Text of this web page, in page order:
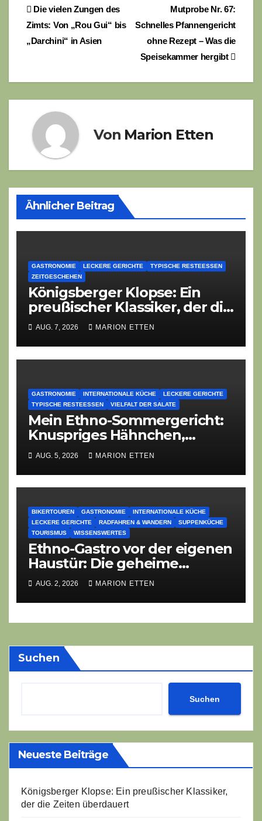
BeitragsnavigationMutprobe Nr. 67:
Schnelles Pfannengericht
ohne Rezept – Was die
Speisekammer hergibt
Die vielen Zungen des
Zimts: Von „Rou Gui“ bis
„Darchini“ in Asien
Von Marion Etten
Ähnlicher Beitrag
GASTRONOMIE LECKERE GERICHTE
TYPISCHE RESTEESSEN
ZEITGESCHEHEN
Königsberger Klopse: Ein
preußischer Klassiker, der die
Zeiten überdauert
AUG. 7, 2026 MARION ETTEN
GASTRONOMIE INTERNATIONALE KÜCHE
LECKERE GERICHTE
TYPISCHE RESTEESSEN
VIELFALT DER SALATE
Mein Ethno-Sommergericht:
Knuspriges Hähnchen,
Lauch-Rührei, Salat
AUG. 5, 2026 MARION ETTEN
BIKERTOUREN GASTRONOMIE
INTERNATIONALE KÜCHE
LECKERE GERICHTE
RADFAHREN & WANDERN
SUPPENKÜCHE
TOURISMUS
WISSENSWERTES
Ethno-Gastro vor der eigenen
Haustür: Die geheime
kulinarische DNA des
Gasthofs „Zur Eiche“
AUG. 2, 2026 MARION ETTEN
Suchen
Suchen
Neueste Beiträge
Königsberger Klopse: Ein preußischer Klassiker,
der die Zeiten überdauert